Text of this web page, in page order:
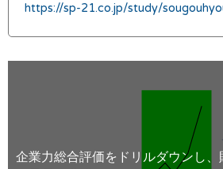
https://sp-21.co.jp/study/
企業力総合評価をドリルダウンし